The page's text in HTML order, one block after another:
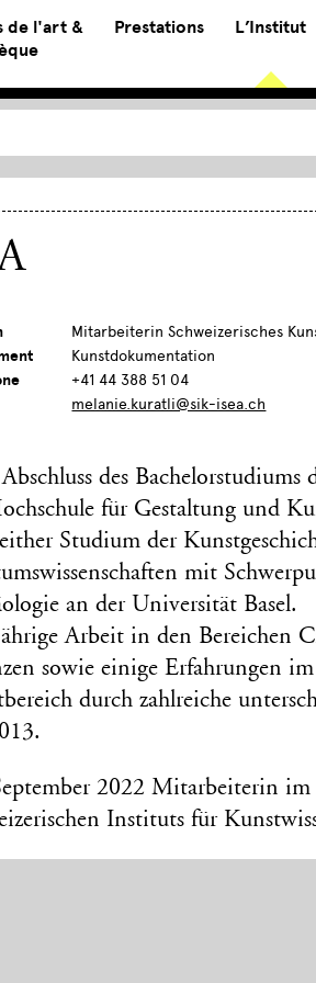
de l'art &
Prestations L’Institut
Mitarbeiterin Schweizerisches
Kunstdokumentation
+41 44 388 51 04
melanie.kuratli@sik-isea.ch
des
für Gestaltung und
Studium der
mit
an der Universität Basel.
Arbeit in den Bereichen
sowie einige Erfahrungen
durch zahlreiche
2022 Mitarbeiterin im
Instituts für